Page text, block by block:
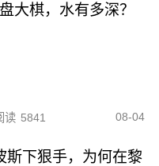
大棋，水有多深？
读 5841 08-04
斯下狠手，为何在黎